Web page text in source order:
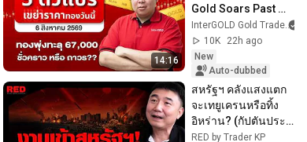
14:16
Gold Soars Past
67,000 | InterGOLD
PodCast Aug 6,
2026 Trade...
InterGOLD Gold Trade
10K
22h ago
New
Auto-dubbed
สหรัฐฯ คลังแสงแตก
จะเทยูเครนหรือทิ้ง
อิหร่าน? (กัปตันประ
ภัสร์ เมธีพงศ์ชัย)
RED by Trader KP